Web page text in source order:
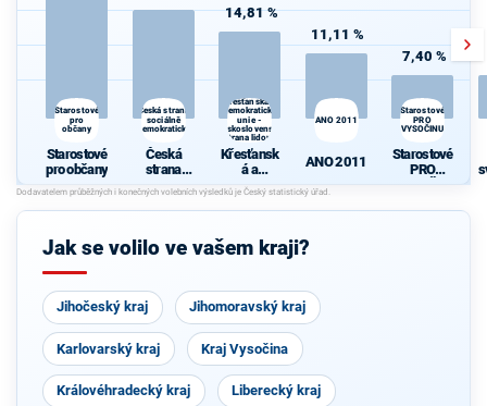
Starostové
pro
občany
Starostové
pro občany
Česká strana
sociálně
demokratická
Česká
strana
sociálně
demokrati
cká
14,81 %
Křesťanská a
demokratická
unie -
Československá
strana lidová
Křesťansk
á a
demokrati
cká unie -
Českoslov
strana
11,11 %
ANO 2011
ANO 2011
7,40 %
Starostové
PRO
VYSOČINU
Starostové
PRO
VYSOČIN
Jak se volilo ve vašem kraji?
Jihočeský kraj Jihomoravský kraj
Karlovarský kraj Kraj Vysočina
Královéhradecký kraj Liberecký kraj